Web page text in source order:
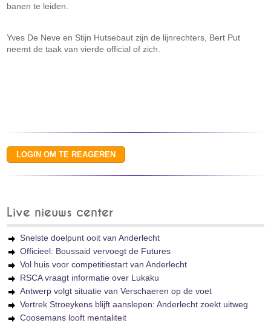
banen te leiden.
Yves De Neve en Stijn Hutsebaut zijn de lijnrechters, Bert Put
neemt de taak van vierde official of zich.
Live nieuws center
Snelste doelpunt ooit van Anderlecht
Officieel: Boussaid vervoegt de Futures
Vol huis voor competitiestart van Anderlecht
RSCA vraagt informatie over Lukaku
Antwerp volgt situatie van Verschaeren op de voet
Vertrek Stroeykens blijft aanslepen: Anderlecht zoekt uitweg
Coosemans looft mentaliteit